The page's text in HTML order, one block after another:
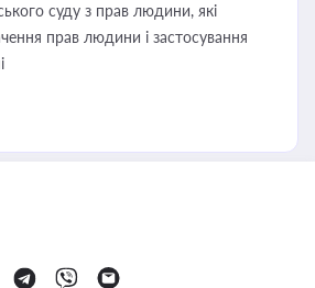
суду з прав людини, які
прав людини і застосування